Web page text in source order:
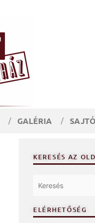
GALÉRIA SAJTÓ
KERESÉS AZ
ELÉRHETŐSÉG